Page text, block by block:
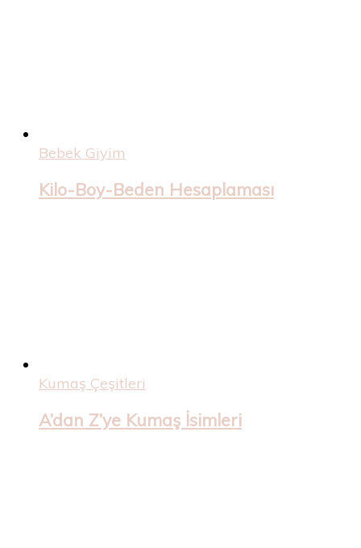
Bebek Giyim
Kilo-Boy-Beden Hesaplaması
Kumaş Çeşitleri
A’dan Z’ye Kumaş İsimleri